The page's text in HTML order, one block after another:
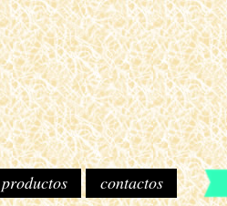
productos contactos